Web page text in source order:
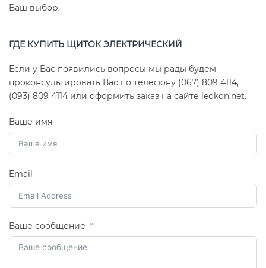
Ваш выбор.
ГДЕ КУПИТЬ ЩИТОК ЭЛЕКТРИЧЕСКИЙ
Если у Вас появились вопросы мы рады будем
проконсультировать Вас по телефону (067) 809 4114,
(093) 809 4114 или оформить заказ на сайте leokon.net.
Ваше имя
Email
Ваше сообщение